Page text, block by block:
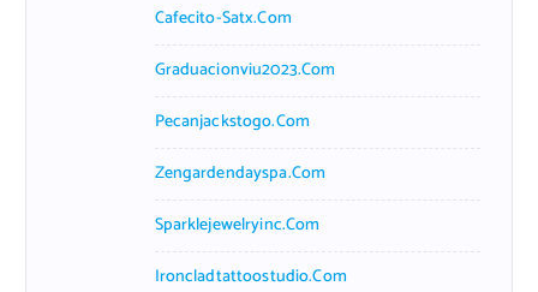
Cafecito-Satx.com
Graduacionviu2023.com
Pecanjackstogo.com
Zengardendayspa.com
Sparklejewelryinc.com
Ironcladtattoostudio.com